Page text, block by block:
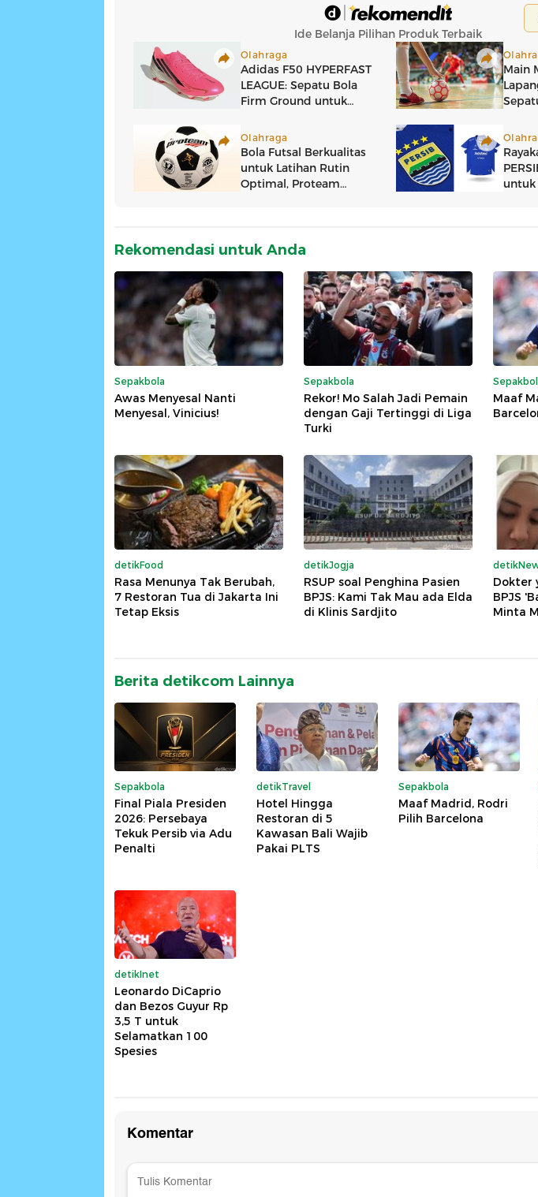
Rekomendasi untuk Anda
Sepakbola
Awas Menyesal Nanti
Menyesal, Vinicius!
Sepakbola
Rekor! Mo Salah Jadi Pemain
dengan Gaji Tertinggi di Liga
Turki
Maaf
detikFood
Rasa Menunya Tak Berubah,
7 Restoran Tua di Jakarta Ini
Tetap Eksis
detikJogja
RSUP soal Penghina Pasien
BPJS: Kami Tak Mau ada Elda
di Klinis Sardjito
Dokter
BPJS
Minta
Berita detikcom Lainnya
Sepakbola
Final Piala Presiden
2026: Persebaya
Tekuk Persib via Adu
Penalti
detikTravel
Hotel Hingga
Restoran di 5
Kawasan Bali Wajib
Pakai PLTS
Sepakbola
Maaf Madrid, Rodri
Pilih Barcelona
detikInet
Leonardo DiCaprio
dan Bezos Guyur Rp
3,5 T untuk
Selamatkan 100
Spesies